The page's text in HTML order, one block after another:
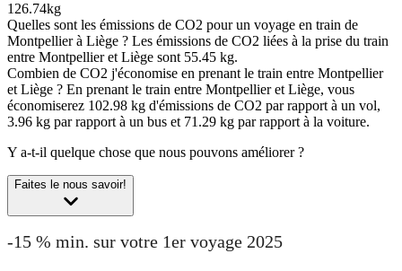
126.74kg
Quelles sont les émissions de CO2 pour un voyage en train de
Montpellier à Liège ? Les émissions de CO2 liées à la prise du train
entre Montpellier et Liège sont 55.45 kg.
Combien de CO2 j'économise en prenant le train entre Montpellier
et Liège ? En prenant le train entre Montpellier et Liège, vous
économiserez 102.98 kg d'émissions de CO2 par rapport à un vol,
3.96 kg par rapport à un bus et 71.29 kg par rapport à la voiture.
Y a-t-il quelque chose que nous pouvons améliorer ?
Faites le nous savoir!
-15 % min. sur votre 1er voyage 2025